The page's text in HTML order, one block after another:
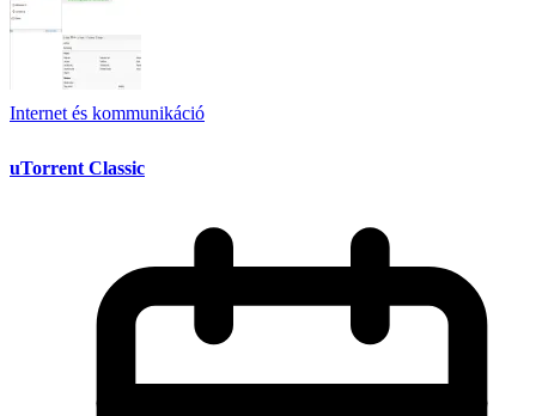
Internet és kommunikáció
uTorrent Classic